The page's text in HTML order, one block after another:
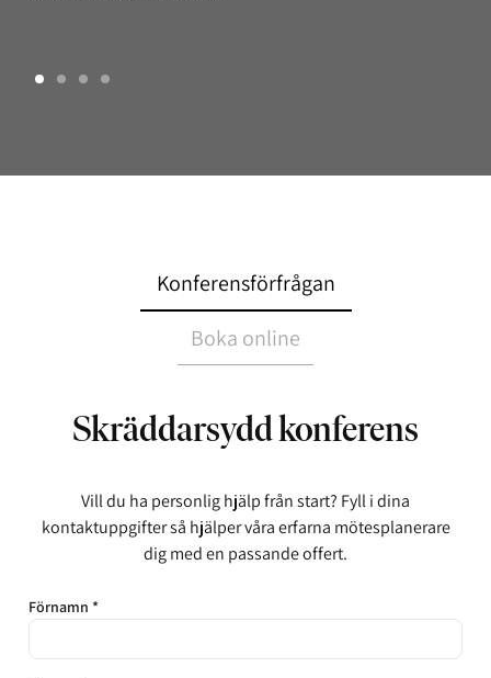
Konferensförfrågan
Boka online
Skräddarsydd konferens
Vill du ha personlig hjälp från start? Fyll i dina
kontaktuppgifter så hjälper våra erfarna mötesplanerare
dig med en passande offert.
Förnamn *